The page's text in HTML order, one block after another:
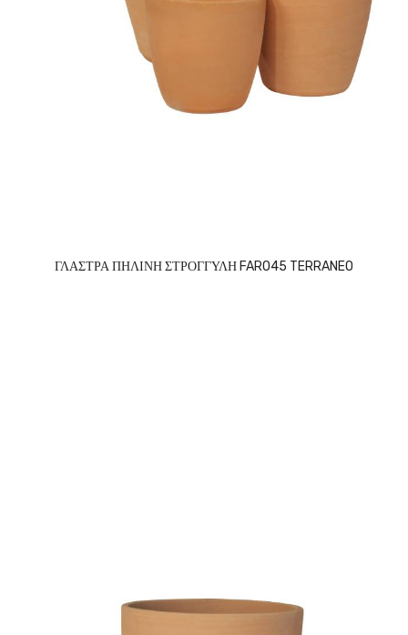
ΓΛΑΣΤΡΑ ΠΗΛΙΝΗ ΣΤΡΟΓΓΥΛΗ FARO45 TERRANEO